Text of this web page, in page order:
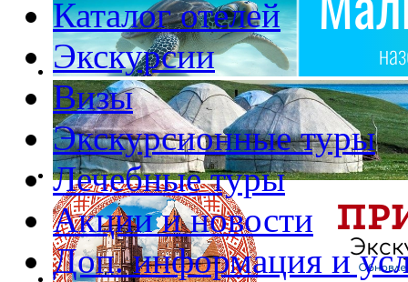
Каталог отелей
Экскурсии
Визы
Экскурсионные туры
Лечебные туры
Акции и новости
Доп. информация и